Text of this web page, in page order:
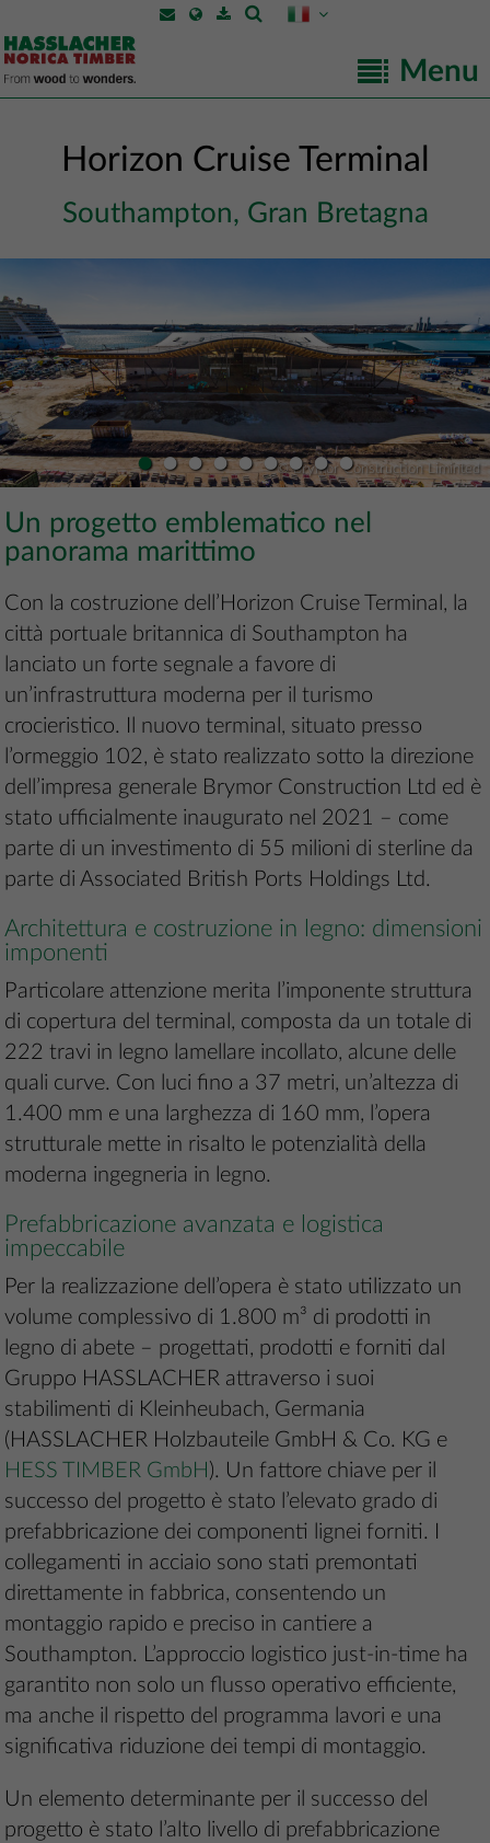
Menu
Horizon Cruise Terminal
Southampton, Gran Bretagna
•••••••••
© Brymor Construction Liminted
Un progetto emblematico nel
panorama marittimo
Con la costruzione dell’Horizon Cruise Terminal, la
città portuale britannica di Southampton ha
lanciato un forte segnale a favore di
un’infrastruttura moderna per il turismo
crocieristico. Il nuovo terminal, situato presso
l’ormeggio 102, è stato realizzato sotto la direzione
dell’impresa generale Brymor Construction Ltd ed è
stato ufficialmente inaugurato nel 2021 – come
parte di un investimento di 55 milioni di sterline da
parte di Associated British Ports Holdings Ltd.
Architettura e costruzione in legno: dimensioni
imponenti
Particolare attenzione merita l’imponente struttura
di copertura del terminal, composta da un totale di
222 travi in legno lamellare incollato, alcune delle
quali curve. Con luci fino a 37 metri, un’altezza di
1.400 mm e una larghezza di 160 mm, l’opera
strutturale mette in risalto le potenzialità della
moderna ingegneria in legno.
Prefabbricazione avanzata e logistica
impeccabile
Per la realizzazione dell’opera è stato utilizzato un
volume complessivo di 1.800 m³ di prodotti in
legno di abete – progettati, prodotti e forniti dal
Gruppo HASSLACHER attraverso i suoi
stabilimenti di Kleinheubach, Germania
(HASSLACHER Holzbauteile GmbH & Co. KG e
HESS TIMBER GmbH ). Un fattore chiave per il
successo del progetto è stato l’elevato grado di
prefabbricazione dei componenti lignei forniti. I
collegamenti in acciaio sono stati premontati
direttamente in fabbrica, consentendo un
montaggio rapido e preciso in cantiere a
Southampton. L’approccio logistico just-in-time ha
garantito non solo un flusso operativo efficiente,
ma anche il rispetto del programma lavori e una
significativa riduzione dei tempi di montaggio.
Un elemento determinante per il successo del
progetto è stato l’alto livello di prefabbricazione